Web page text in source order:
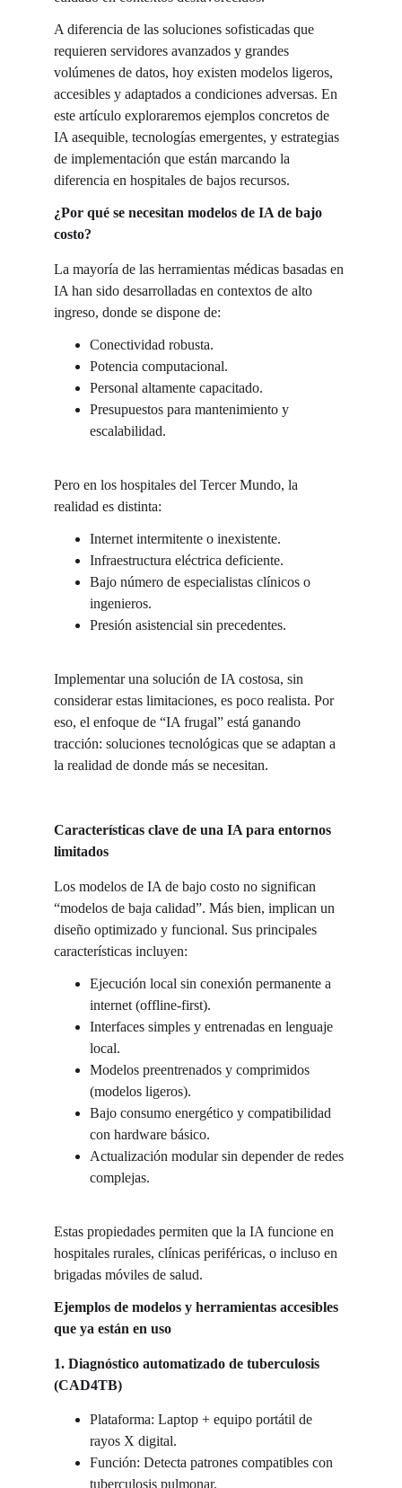
A diferencia de las soluciones sofisticadas que
requieren servidores avanzados y grandes
volúmenes de datos, hoy existen modelos ligeros,
accesibles y adaptados a condiciones adversas. En
este artículo exploraremos ejemplos concretos de
IA asequible, tecnologías emergentes, y estrategias
de implementación que están marcando la
diferencia en hospitales de bajos recursos.
¿Por qué se necesitan modelos de IA de bajo
costo?
La mayoría de las herramientas médicas basadas en
IA han sido desarrolladas en contextos de alto
ingreso, donde se dispone de:
Conectividad robusta.
Potencia computacional.
Personal altamente capacitado.
Presupuestos para mantenimiento y
escalabilidad.
Pero en los hospitales del Tercer Mundo, la
realidad es distinta:
Internet intermitente o inexistente.
Infraestructura eléctrica deficiente.
Bajo número de especialistas clínicos o
ingenieros.
Presión asistencial sin precedentes.
Implementar una solución de IA costosa, sin
considerar estas limitaciones, es poco realista. Por
eso, el enfoque de “IA frugal” está ganando
tracción: soluciones tecnológicas que se adaptan a
la realidad de donde más se necesitan.
Características clave de una IA para entornos
limitados
Los modelos de IA de bajo costo no significan
“modelos de baja calidad”. Más bien, implican un
diseño optimizado y funcional. Sus principales
características incluyen:
Ejecución local sin conexión permanente a
internet (offline-first).
Interfaces simples y entrenadas en lenguaje
local.
Modelos preentrenados y comprimidos
(modelos ligeros).
Bajo consumo energético y compatibilidad
con hardware básico.
Actualización modular sin depender de redes
complejas.
Estas propiedades permiten que la IA funcione en
hospitales rurales, clínicas periféricas, o incluso en
brigadas móviles de salud.
Ejemplos de modelos y herramientas accesibles
que ya están en uso
1. Diagnóstico automatizado de tuberculosis
(CAD4TB)
Plataforma: Laptop + equipo portátil de
rayos X digital.
Función: Detecta patrones compatibles con
tuberculosis pulmonar.